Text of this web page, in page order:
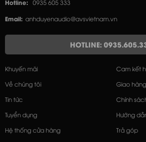
Hotline: 0935 605 333
Email: anhduyenaudio@avsvietnam.vn
HOTLINE:
Khuyến mãi
Về chúng tôi
Tin tức
Tuyển dụng
Hệ thống cửa hàng
Cam kết
Giao
Chính
Hướng
Trả góp